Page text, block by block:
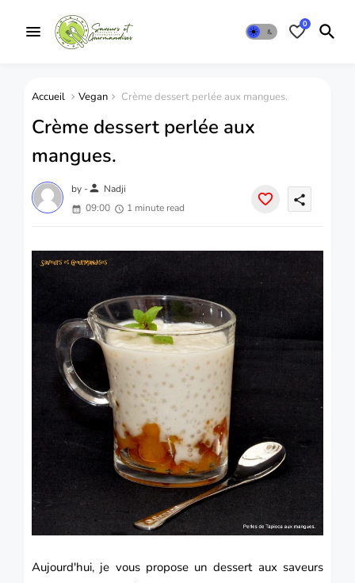
0
Accueil Vegan Crème dessert perlée aux mangues.
Crème dessert perlée aux
mangues.
by -person Nadji
09:00
1 minute read
share
Aujourd'hui, je vous propose un dessert aux saveurs